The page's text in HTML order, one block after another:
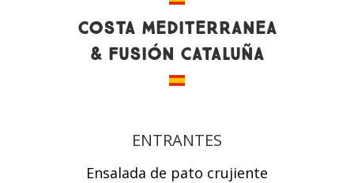
COSTA MEDITERRANEA
& FUSIÓN CATALUÑA
ENTRANTES
Ensalada de pato crujiente